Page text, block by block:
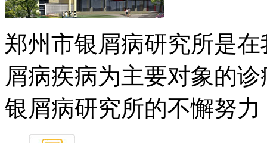
郑州市银屑病研究所是
屑病疾病为主要对象的
银屑病研究所的不懈努